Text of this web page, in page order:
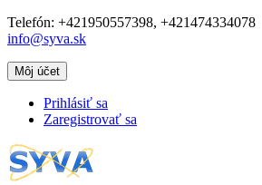
Telefón: +421950557398, +421474334078
info@syva.sk
Môj účet
Prihlásiť sa
Zaregistrovať sa